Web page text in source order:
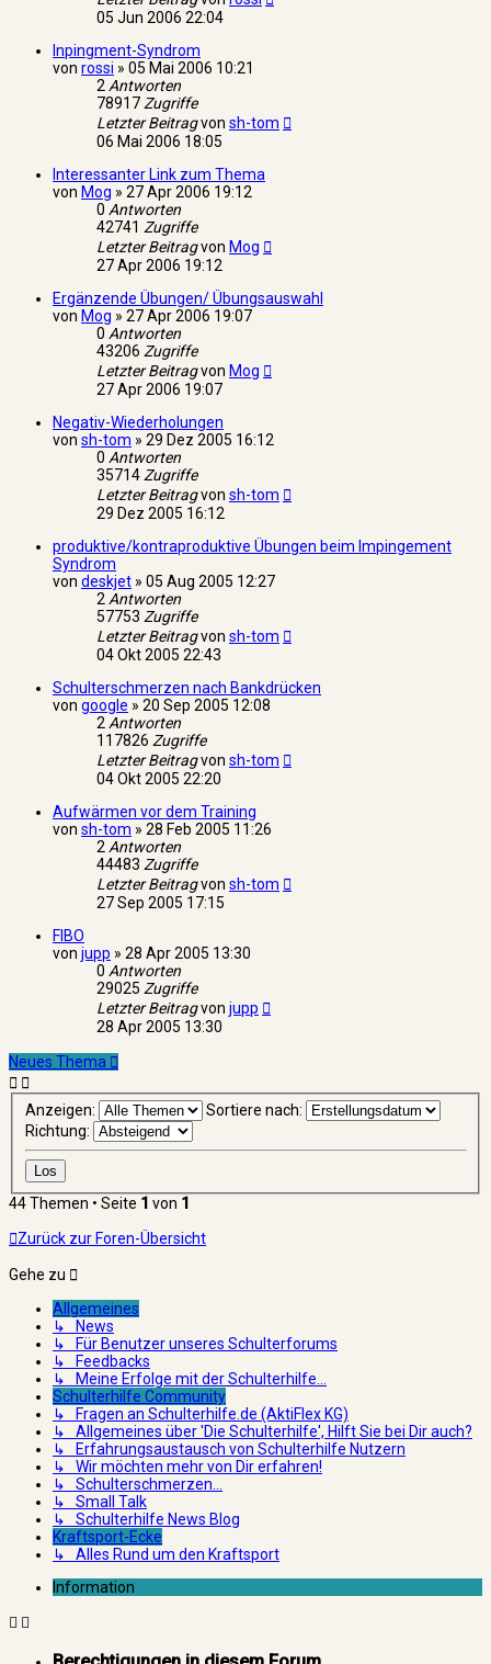
05 Jun 2006 22:04
Inpingment-Syndrom
von rossi » 05 Mai 2006 10:21
2Antworten
78917Zugriffe
Letzter Beitragvon sh-tom
06 Mai 2006 18:05
Interessanter Link zum Thema
von Mog » 27 Apr 2006 19:12
0 Antworten
42741 Zugriffe
Letzter Beitragvon Mog
27 Apr 2006 19:12
Ergänzende Übungen/ Übungsauswahl
von Mog » 27 Apr 2006 19:07
0 Antworten
43206 Zugriffe
Letzter Beitragvon Mog
27 Apr 2006 19:07
Negativ-Wiederholungen
von sh-tom » 29 Dez 2005 16:12
0 Antworten
35714Zugriffe
Letzter Beitragvon sh-tom
29 Dez 2005 16:12
produktive/kontraproduktive Übungen beim Impingement
Syndrom
von deskjet » 05 Aug 2005 12:27
2Antworten
57753 Zugriffe
Letzter Beitragvon sh-tom
04 Okt 2005 22:43
Schulterschmerzen nach Bankdrücken
von google » 20 Sep 2005 12:08
2Antworten
117826 Zugriffe
Letzter Beitragvon sh-tom
04 Okt 2005 22:20
Aufwärmen vor dem Training
von sh-tom » 28 Feb 2005 11:26
2Antworten
44483 Zugriffe
Letzter Beitragvon sh-tom
27 Sep 2005 17:15
FIBO
von jupp » 28 Apr 2005 13:30
0 Antworten
29025 Zugriffe
Letzter Beitragvon jupp
28 Apr 2005 13:30
Neues Thema
Anzeigen:
Sortiere nach:
Richtung:
44 Themen • Seite 1 von 1
Zurück zur Foren-Übersicht
Gehe zu
Allgemeines
↳ News
↳ Für Benutzer unseres Schulterforums
↳ Feedbacks
↳ Meine Erfolge mit der Schulterhilfe...
Schulterhilfe Community
↳ Fragen an Schulterhilfe.de (AktiFlex KG)
↳ Allgemeines über 'Die Schulterhilfe', Hilft Sie bei Dir auch?
↳ Erfahrungsaustausch von Schulterhilfe Nutzern
↳ Wir möchten mehr von Dir erfahren!
↳ Schulterschmerzen...
↳ Small Talk
↳ Schulterhilfe News Blog
Kraftsport-Ecke
↳ Alles Rund um den Kraftsport
Information